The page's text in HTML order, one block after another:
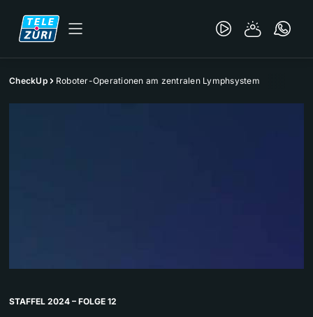
CheckUp Roboter-Operationen am zentralen Lymphsystem
STAFFEL 2024 – FOLGE 12